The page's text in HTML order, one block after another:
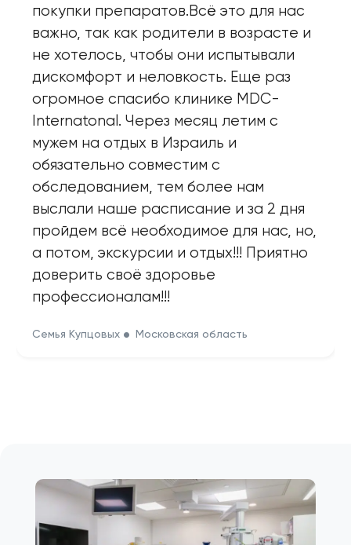
покупки препаратов.Всё это для нас
важно, так как родители в возрасте и
не хотелось, чтобы они испытывали
дискомфорт и неловкость. Еще раз
огромное спасибо клинике MDC-
Internatonal. Через месяц летим с
мужем на отдых в Израиль и
обязательно совместим с
обследованием, тем более нам
выслали наше расписание и за 2 дня
пройдем всё необходимое для нас, но,
а потом, экскурсии и отдых!!! Приятно
доверить своё здоровье
профессионалам!!!
Семья Купцовых Московская область